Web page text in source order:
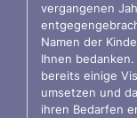
vergangenen
Namen der
Ihnen
bereits einige
umsetzen und
ihren Bedarfen